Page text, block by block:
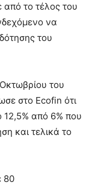
από το τέλος του
να
του
του
στο Ecofin ότι
12,5% από 6% που
και τελικά το
80